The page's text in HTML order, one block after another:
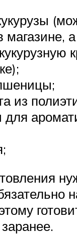
магазине,
из
для